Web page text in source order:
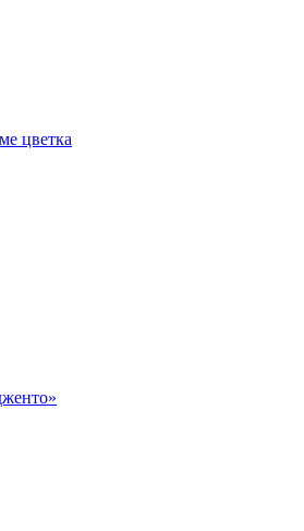
цветка